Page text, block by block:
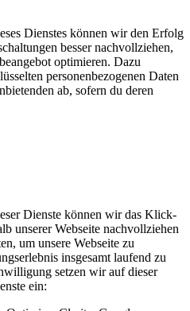
Dienstes können wir den Erfolg
besser nachvollziehen,
optimieren. Dazu
personenbezogenen Daten
ab, sofern du deren
Dienste können wir das Klick-
unserer Webseite nachvollziehen
um unsere Webseite zu
insgesamt laufend zu
setzen wir auf dieser
ein: